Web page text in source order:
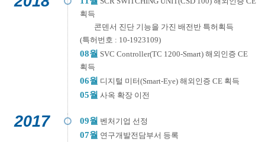
획득
콘덴서 진단 기능을 가진 배전반 특허획득
(특허번호 : 10-1923109)
08월 SVC Controller(TC 1200-Smart) 해외인증 CE
획득
06월 디지털 미터(Smart-Eye) 해외인증 CE 획득
05월 사옥 확장 이전
2017 09월 벤처기업 선정
07월 연구개발전담부서 등록